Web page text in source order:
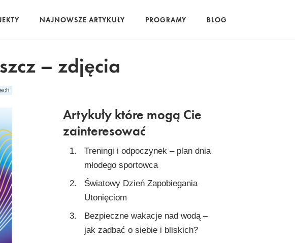
NAJNOWSZE ARTYKUŁY PROGRAMY BLOG
– zdjęcia
Artykuły które mogą Cie
zainteresować
Treningi i odpoczynek – plan dnia
młodego sportowca
Światowy Dzień Zapobiegania
Utonięciom
Bezpieczne wakacje nad wodą –
jak zadbać o siebie i bliskich?